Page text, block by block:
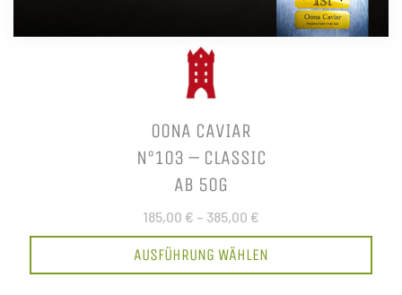
OONA CAVIAR
N°103 – CLASSIC
AB 50G
185,00 € – 385,00 €
AUSFÜHRUNG WÄHLEN